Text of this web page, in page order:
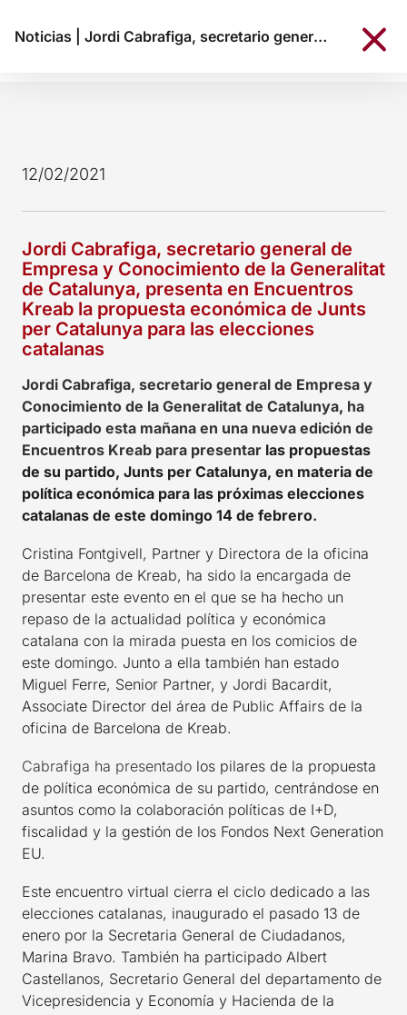
Noticias Jordi Cabrafiga, secretario general de Empresa y Conocimiento de la Generalitat de Catalunya, presenta en Encuentros Kreab la propuesta económica de Junts per Catalunya para las elecciones catalanas
12/02/2021
Jordi Cabrafiga, secretario general de
Empresa y Conocimiento de la Generalitat
de Catalunya, presenta en Encuentros
Kreab la propuesta económica de Junts
per Catalunya para las elecciones
catalanas
Jordi Cabrafiga, secretario general de Empresa y
Conocimiento de la Generalitat de Catalunya, ha
participado esta mañana en una nueva edición de
Encuentros Kreab para presentar las propuestas
de su partido, Junts per Catalunya, en materia de
política económica para las próximas elecciones
catalanas de este domingo 14 de febrero.
Cristina Fontgivell, Partner y Directora de la oficina
de Barcelona de Kreab, ha sido la encargada de
presentar este evento en el que se ha hecho un
repaso de la actualidad política y económica
catalana con la mirada puesta en los comicios de
este domingo. Junto a ella también han estado
Miguel Ferre, Senior Partner, y Jordi Bacardit,
Associate Director del área de Public Affairs de la
oficina de Barcelona de Kreab.
Cabrafiga ha presentado los pilares de la propuesta
de política económica de su partido, centrándose en
asuntos como la colaboración políticas de I+D,
fiscalidad y la gestión de los Fondos Next Generation
EU.
Este encuentro virtual cierra el ciclo dedicado a las
elecciones catalanas, inaugurado el pasado 13 de
enero por la Secretaria General de Ciudadanos,
Marina Bravo. También ha participado Albert
Castellanos, Secretario General del departamento de
Vicepresidencia y Economía y Hacienda de la